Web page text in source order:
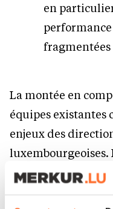
en
fragmentées
La montée en
équipes
enjeux des
interne, elle
profils hybrides